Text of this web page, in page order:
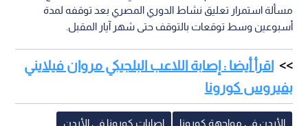
مسألة استمرار تعليق نشاط الدوري المصري بعد توقفه لمدة
أسبوعين وسط توقعات بالتوقف حتى شهر آيار المقبل.
اقرأ أيضا : إصابة اللاعب البلجيكي مروان فيلايني
بفيروس كورونا
الأردن في مواجهة كورونا اصابات كورونا في الأردن